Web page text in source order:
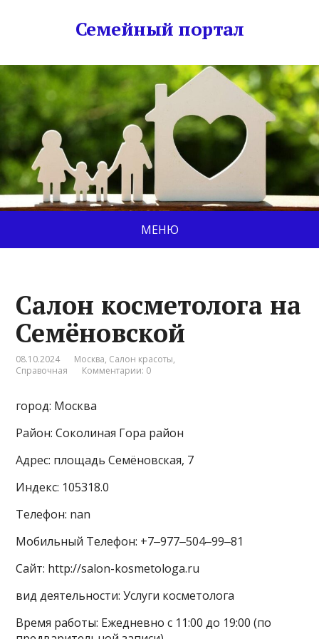
Семейный портал
МЕНЮ
Салон косметолога на
Семёновской
08.10.2024 Москва, Салон красоты,
Справочная
Комментарии: 0
город: Москва
Район: Соколиная Гора район
Адрес: площадь Семёновская, 7
Индекс: 105318.0
Телефон: nan
Мобильный Телефон: +7‒977‒504‒99‒81
Сайт: http://salon-kosmetologa.ru
вид деятельности: Услуги косметолога
Время работы: Ежедневно с 11:00 до 19:00 (по